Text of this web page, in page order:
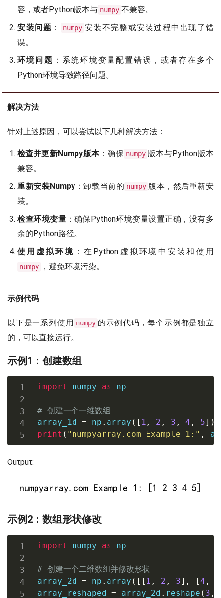
容，或者Python版本与 numpy 不兼容。
安装问题 ： numpy 安装不完整或安装过程中出现了错
误。
环境问题 ：系统环境变量配置错误，或者存在多个
Python环境导致路径问题。
解决方法
针对上述原因，可以尝试以下几种解决方法：
检查并更新Numpy版本：确保 numpy 版本与Python版本
兼容。
重新安装Numpy ：卸载当前的 numpy 版本，然后重新安
装。
检查环境变量 ：确保Python环境变量设置正确，没有多
余的Python路径。
使用虚拟环境 ：在Python虚拟环境中安装和使用
numpy ，避免环境污染。
示例代码
以下是一系列使用 numpy 的示例代码，每个示例都是独立
的，可以直接运行。
示例1：创建数组
import numpy as np
# 创建一个一维数组
array_1d = np . array ( [ 1 , 2 , 3 , 4 , 5] )
print ( "numpyarray.com Example 1:" ,
Output:
示例2：数组形状修改
import numpy as np
# 创建一个二维数组并修改形状
array_2d = np . array ( [ [ 1 , 2 , 3] , [4 ,
array_reshaped = array_2d . reshape ( 3 ,